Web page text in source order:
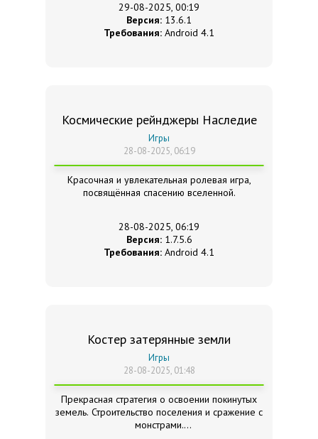
29-08-2025, 00:19
Версия: 13.6.1
Требования: Android 4.1
Космические рейнджеры Наследие
Игры
28-08-2025, 06:19
Красочная и увлекательная ролевая игра,
посвящённая спасению вселенной.
28-08-2025, 06:19
Версия: 1.7.5.6
Требования: Android 4.1
Костер затерянные земли
Игры
28-08-2025, 01:48
Прекрасная стратегия о освоении покинутых
земель. Строительство поселения и сражение с
монстрами.